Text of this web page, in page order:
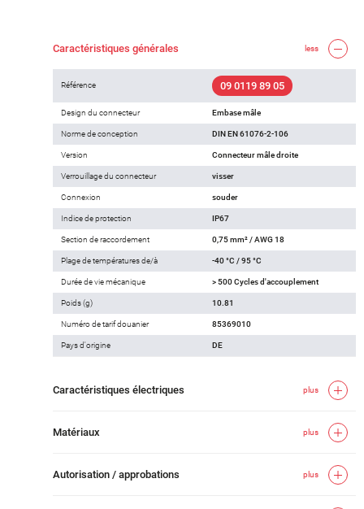
Caractéristiques générales less
Référence 09 0119 89 05
Design du connecteur Embase mâle
Norme de conception DIN EN 61076-2-106
Version Connecteur mâle droite
Verrouillage du connecteur visser
Connexion souder
Indice de protection IP67
Section de raccordement 0,75 mm² / AWG 18
Plage de températures de/à -40 °C / 95 °C
Durée de vie mécanique > 500 Cycles d'accouplement
Poids (g) 10.81
Numéro de tarif douanier 85369010
Pays d'origine DE
Caractéristiques électriques plus
Matériaux plus
Autorisation / approbations plus